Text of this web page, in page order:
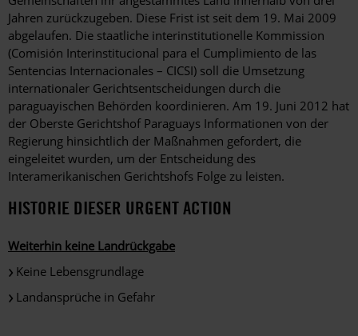
Jahren zurückzugeben. Diese Frist ist seit dem 19. Mai 2009
abgelaufen. Die staatliche interinstitutionelle Kommission
(Comisión Interinstitucional para el Cumplimiento de las
Sentencias Internacionales – CICSI) soll die Umsetzung
internationaler Gerichtsentscheidungen durch die
paraguayischen Behörden koordinieren. Am 19. Juni 2012 hat
der Oberste Gerichtshof Paraguays Informationen von der
Regierung hinsichtlich der Maßnahmen gefordert, die
eingeleitet wurden, um der Entscheidung des
Interamerikanischen Gerichtshofs Folge zu leisten.
HISTORIE DIESER URGENT ACTION
Weiterhin keine Landrückgabe
Keine Lebensgrundlage
Landansprüche in Gefahr